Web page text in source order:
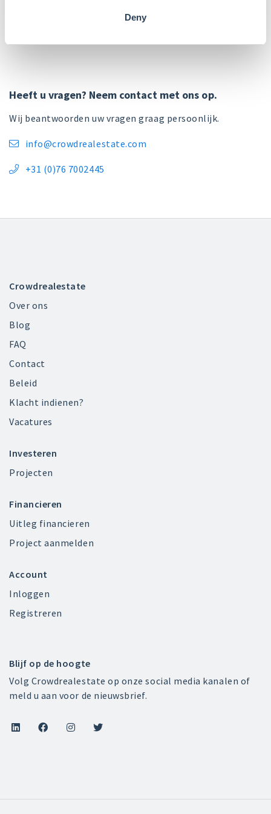
Deny
Heeft u vragen? Neem contact met ons op.
Wij beantwoorden uw vragen graag persoonlijk.
 info@crowdrealestate.com
 +31 (0)76 7002445
Crowdrealestate
Over ons
Blog
FAQ
Contact
Beleid
Klacht indienen?
Vacatures
Investeren
Projecten
Financieren
Uitleg financieren
Project aanmelden
Account
Inloggen
Registreren
Blijf op de hoogte
Volg Crowdrealestate op onze social media kanalen of
meld u aan voor de nieuwsbrief.
   